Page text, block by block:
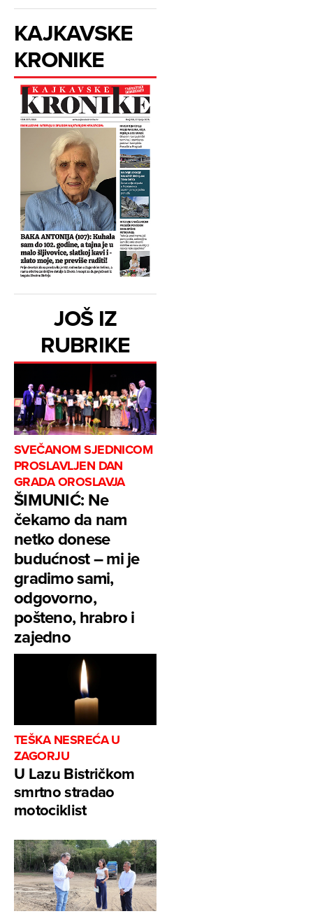
KAJKAVSKE
KRONIKE
JOŠ IZ
RUBRIKE
SVEČANOM SJEDNICOM
PROSLAVLJEN DAN
GRADA OROSLAVJA
ŠIMUNIĆ: Ne
čekamo da nam
netko donese
budućnost – mi je
gradimo sami,
odgovorno,
pošteno, hrabro i
zajedno
TEŠKA NESREĆA U
ZAGORJU
U Lazu Bistričkom
smrtno stradao
motociklist